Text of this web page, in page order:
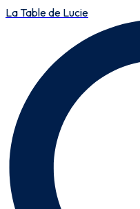
La Table de Lucie